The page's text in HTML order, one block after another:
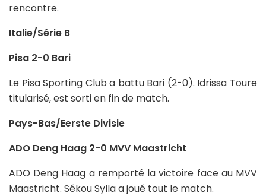
rencontre.
Italie/Série B
Pisa 2-0 Bari
Le Pisa Sporting Club a battu Bari (2-0). Idrissa Toure
titularisé, est sorti en fin de match.
Pays-Bas/Eerste Divisie
ADO Deng Haag 2-0 MVV Maastricht
ADO Deng Haag a remporté la victoire face au MVV
Maastricht. Sékou Sylla a joué tout le match.